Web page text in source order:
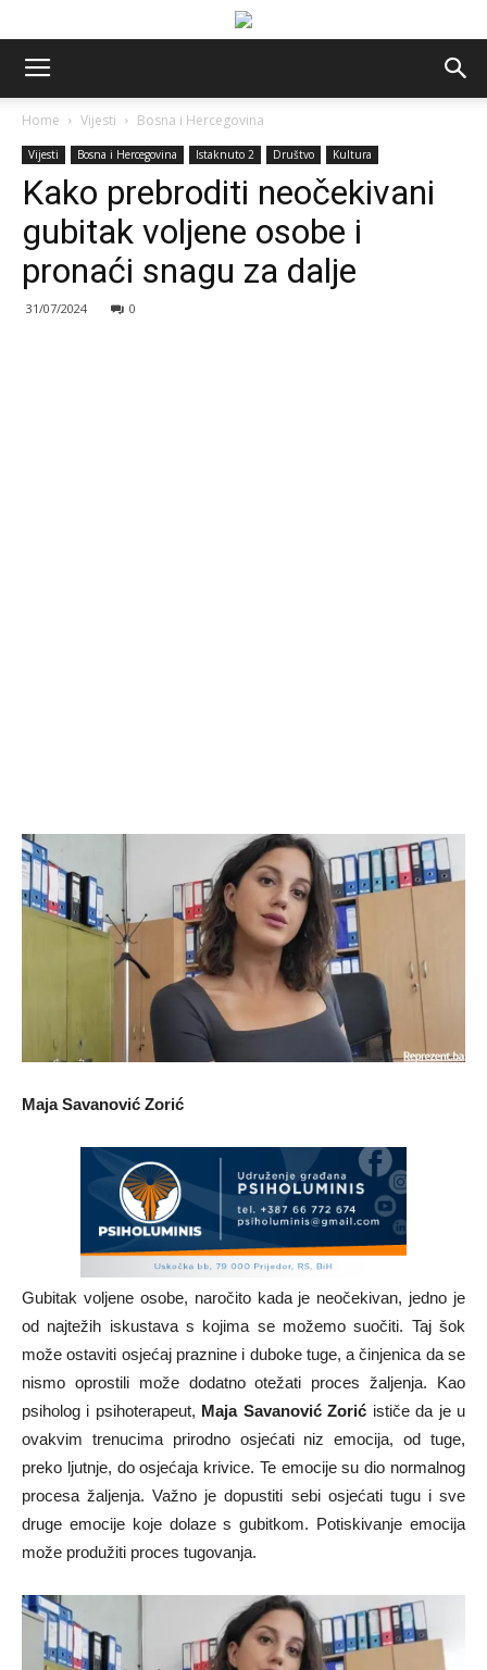
Home Vijesti Bosna i Hercegovina
Vijesti Bosna i Hercegovina Istaknuto 2 Društvo Kultura
Kako prebroditi neočekivani
gubitak voljene osobe i
pronaći snagu za dalje
31/07/2024 0
Maja Savanović Zorić
Gubitak voljene osobe, naročito kada je neočekivan, jedno je
od najtežih iskustava s kojima se možemo suočiti. Taj šok
može ostaviti osјećaj praznine i duboke tuge, a činjenica da se
nismo oprostili može dodatno otežati proces žaljenja. Kao
psiholog i psihoterapeut, Maja Savanović Zorić ističe da je u
ovakvim trenucima prirodno osјećati niz emocija, od tuge,
preko ljutnje, do osјećaja krivice. Te emocije su dio normalnog
procesa žaljenja. Važno je dopustiti sebi osjećati tugu i sve
druge emocije koje dolaze s gubitkom. Potiskivanje emocija
može produžiti proces tugovanja.